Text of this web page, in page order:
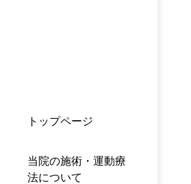
トップページ
当院の施術・運動療
法について